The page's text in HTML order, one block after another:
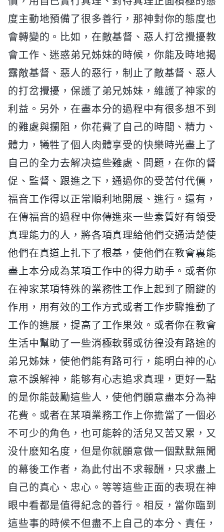
度主動地預備了很多善行，那神對你的態度也
會轉變的。比如，在敵基督、惡人打岔攪擾教
會工作、迷惑弟兄姊妹的時候，你能及時地揭
露敵基督、惡人的惡行，制止了敵基督、惡人
的打岔攪擾，保護了弟兄姊妹，維護了神家的
利益。另外，在盡本分的過程中有很多想不到
的難處與攔阻，你花費了自己的時間、精力、
體力，犧牲了個人肉體享受的快樂時光盡上了
自己的全力去解决這些難處、問題，在你的督
促、監督、跟進之下，通過你的受苦付代價，
福音工作得以正常順利地開展、進行。還有，
在傳福音的過程中你傳進來一些素質好有領受
真理能力的人，將各項真理給他們交通清楚使
他們在真道上扎下了根基，使他們在教會裏能
盡上本分成為某項工作中的得力助手。或者你
在神家某項特殊的業務性工作上起到了關鍵的
作用，用有效的工作方式或者工作步驟推動了
工作的進展，提高了工作果效。或者你在教會
生活中幫助了一些消極軟弱或彷徨没有路途的
弟兄姊妹，使他們能有路可行，能明白神的心
意不誤解神，能够有心志追求真理，更好一點
的是你能鼓勵這些人，使他們願意盡本分為神
花費。或者在某項業務工作上你擔當了一個必
不可少的角色，也可能幹的活兒又苦又累，又
没什麽知名度，但是你就願意做一個默默無聞
的幕後工作者，為此付出不求報酬，只求盡上
自己的真心、忠心。等等這些正面的表現在神
眼中看都是值得紀念的善行。相反，當你臨到
這些事的時候不但盡不上自己的本分、責任，